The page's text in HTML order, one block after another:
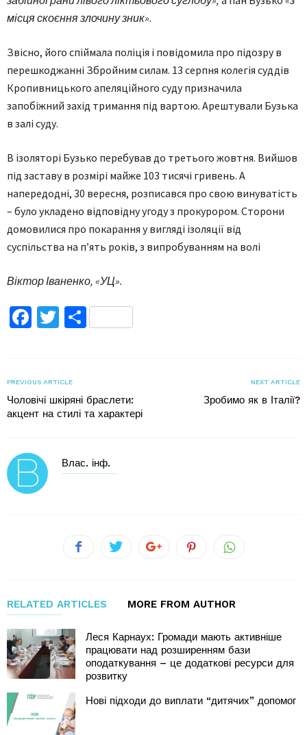
місця скоєння злочину зник».
Звісно, його спіймала поліція і повідомила про підозру в
перешкоджанні Збройним силам. 13 серпня колегія суддів
Кропивницького апеляційного суду призначила
запобіжний захід тримання під вартою. Арештували Бузька
в залі суду.
В ізоляторі Бузько перебував до третього жовтня. Вийшов
під заставу в розмірі майже 103 тисячі гривень. А
напередодні, 30 вересня, розписався про свою винуватість
– було укладено відповідну угоду з прокурором. Сторони
домовилися про покарання у вигляді ізоляції від
суспільства на п’ять років, з випробуванням на волі
Віктор Іваненко, «УЦ».
Facebook
TwitterПоділитися
PREVIOUS ARTICLE
Чоловічі шкіряні браслети:
акцент на стилі та характері
NEXT ARTICLE
Зробимо як в Італії?
Влас. інф.
RELATED ARTICLES MORE FROM AUTHOR
Леся Карнаух: Громади мають активніше
працювати над розширенням бази
оподаткування – це додаткові ресурси для
розвитку
Нові підходи до виплати “дитячих” допомог